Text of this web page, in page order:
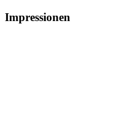
Impressionen